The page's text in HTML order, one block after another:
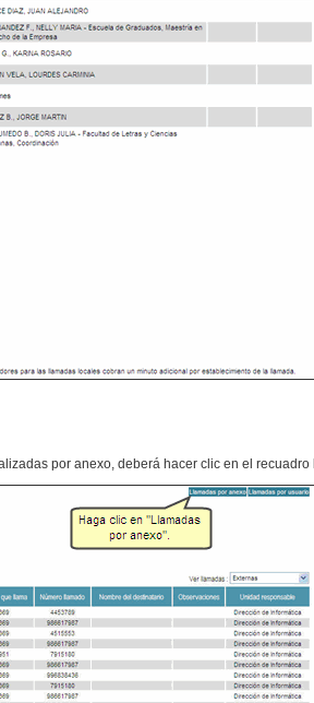
por anexo, deberá hacer clic en el recuadro